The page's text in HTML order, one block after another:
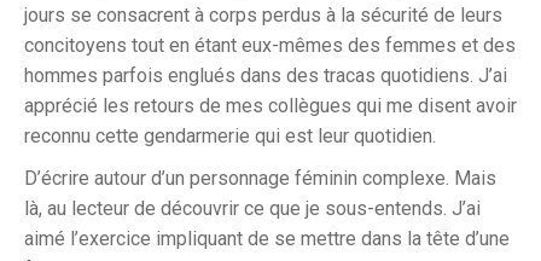
jours se consacrent à corps perdus à la sécurité de leurs
concitoyens tout en étant eux-mêmes des femmes et des
hommes parfois englués dans des tracas quotidiens. J’ai
apprécié les retours de mes collègues qui me disent avoir
reconnu cette gendarmerie qui est leur quotidien.
D’écrire autour d’un personnage féminin complexe. Mais
là, au lecteur de découvrir ce que je sous-entends. J’ai
aimé l’exercice impliquant de se mettre dans la tête d’une